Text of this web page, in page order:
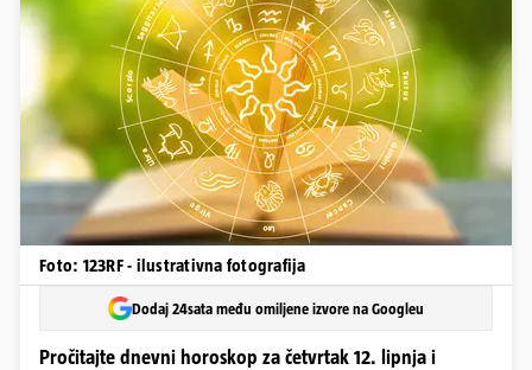
Foto: 123RF - ilustrativna fotografija
Dodaj 24sata među omiljene izvore na Googleu
Pročitajte dnevni horoskop za četvrtak 12. lipnja i